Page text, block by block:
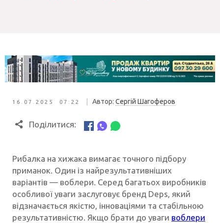
16.07.2025 07:22 Автор: Сергій Шагоферов
Поділитися:
Рибалка на хижака вимагає точного підбору
приманок. Один із найрезультативніших
варіантів — воблери. Серед багатьох виробників
особливої уваги заслуговує бренд Deps, який
відзначається якістю, інноваціями та стабільною
результативністю. Якщо брати до уваги воблери